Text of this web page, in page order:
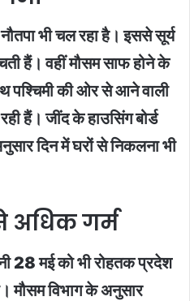
भी चल रहा है। इससे सूर्य
हैं। वहीं मौसम साफ होने के
पश्चिमी की ओर से आने वाली
हैं। जींद के हाउसिंग बोर्ड
दिन में घरों से निकलना भी
अधिक गर्म
28 मई को भी रोहतक प्रदेश
मौसम विभाग के अनुसार